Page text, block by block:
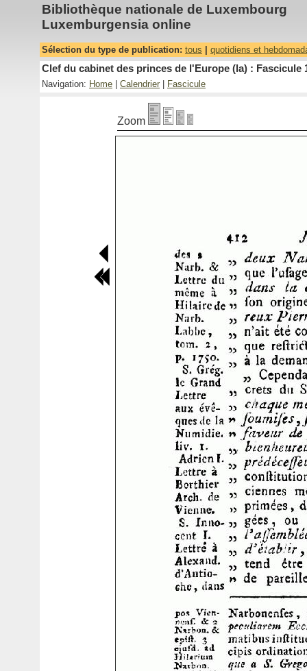
Bibliothèque nationale de Luxembourg
Luxemburgensia online
Sélection du type de publication: tous quotidiens et
Clef du cabinet des princes de l'Europe (la) : Fascicule
Navigation: Home Calendrier Fascicule
Zoom